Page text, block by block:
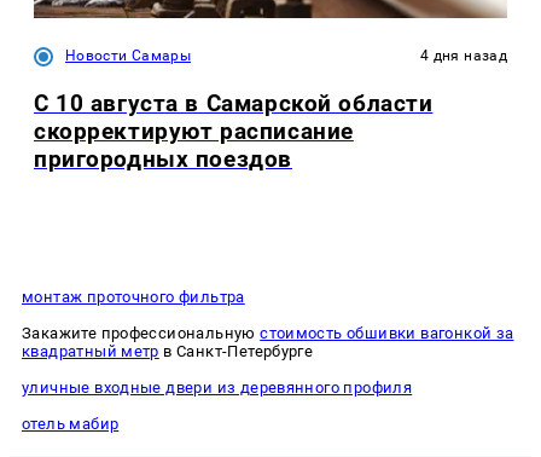
Новости Самары 4 дня назад
С 10 августа в Самарской области
скорректируют расписание
пригородных поездов
монтаж проточного фильтра
Закажите профессиональнуюстоимость обшивки вагонкой за
квадратный метр в Санкт-Петербурге
уличные входные двери из деревянного профиля
отель мабир